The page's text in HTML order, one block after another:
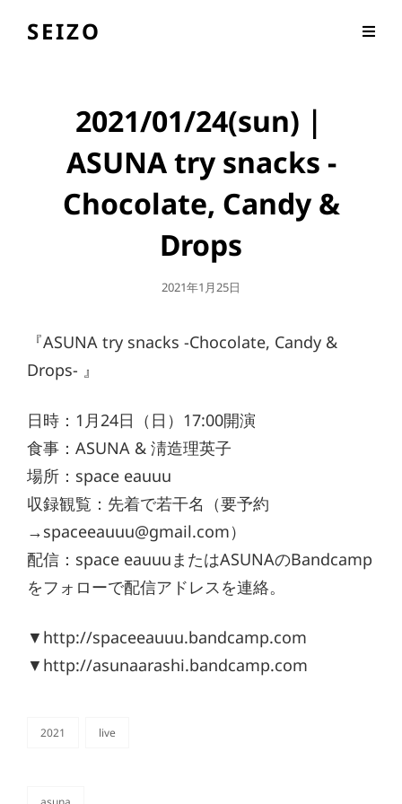
SEIZO
2021/01/24(sun)｜
ASUNA try snacks -
Chocolate, Candy &
Drops
公
2021年1月25日
『ASUNA try snacks -Chocolate, Candy &
Drops- 』
日時：1月24日（日）17:00開演
食事：ASUNA & 淸造理英子
場所：space eauuu
収録観覧：先着で若干名（要予約
→spaceeauuu@gmail.com）
配信：space eauuuまたはASUNAのBandcamp
をフォローで配信アドレスを連絡。
▼ http://spaceeauuu.bandcamp.com
▼http://asunaarashi.bandcamp.com
2021 live